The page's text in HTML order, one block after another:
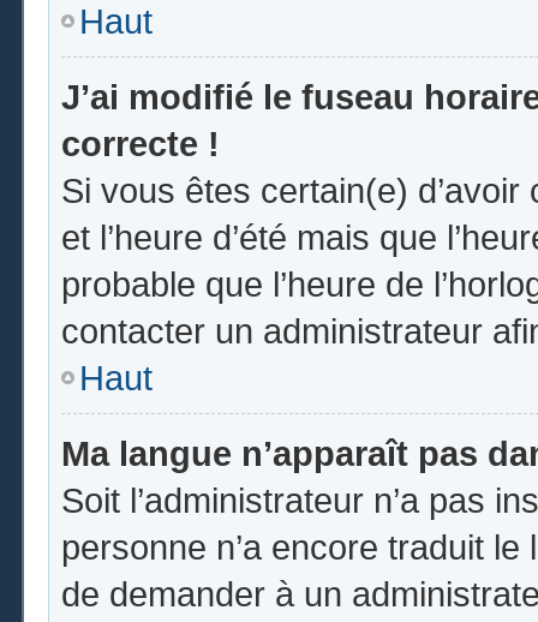
Haut
J’ai modifié le fuseau
correcte !
Si vous êtes certain(e)
et l’heure d’été mais que
probable que l’heure de
contacter un administrateur
Haut
Ma langue n’apparaît pas
Soit l’administrateur n’a pas
personne n’a encore traduit
de demander à un